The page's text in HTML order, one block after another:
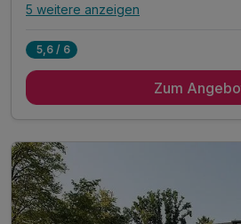
Alle Inklusivleistungen
4 x reichhaltiges Frühstück vom
inkl. Nutzung des 28° warmen
inkl. Nutzung des Wellnessbereiches
inkl. flauschige Leihbademäntel &
5 weitere anzeigen
5,6 / 6
Zum